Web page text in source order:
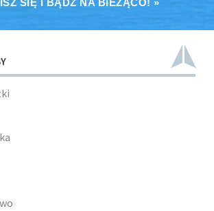
SIĘ I BĄDŹ NA BIEŻĄCO! »